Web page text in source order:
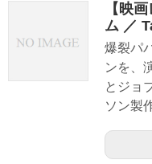
【映
ム ／
爆裂パ
ンを、
とジョ
ソン製